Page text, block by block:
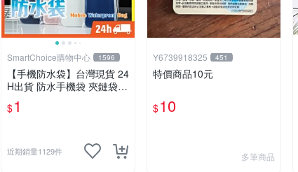
SmartChoice購物中心 1596
【手機防水袋】台灣現貨 24
H出貨 防水手機袋 夾鏈袋
收納袋 iPhone手機袋專用
防髒污【B0012】
$1
近期銷量1129件
Y6739918325 451
特價商品10元
$10
多筆商品